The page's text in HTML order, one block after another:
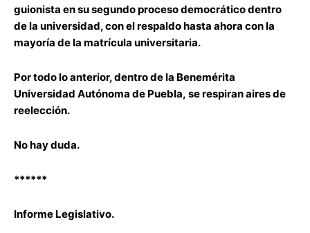
guionista ensusegundo proceso democrático dentro
de la universidad, con el respaldo hasta ahora con la
mayoría de la matrícula universitaria.
Por todo lo anterior, dentro de la Benemérita
Universidad Autónoma de Puebla, serespiranaires de
reelección.
No hay duda.
******
Informe Legislativo.